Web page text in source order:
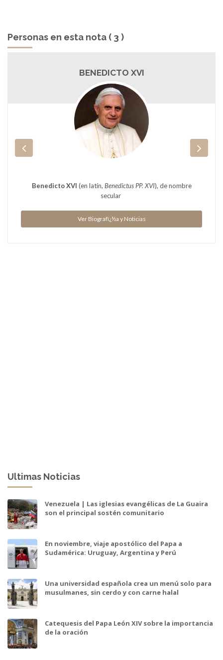
Personas en esta nota ( 3 )
BENEDICTO XVI
Benedicto XVI (en latín, Benedictus PP. XVI), de nombre
secular
Ver Biografï¿½a y Noticias
Ultimas Noticias
Venezuela | Las iglesias evangélicas de La Guaira
son el principal sostén comunitario
En noviembre, viaje apostólico del Papa a
Sudamérica: Uruguay, Argentina y Perú
Una universidad española crea un menú solo para
musulmanes, sin cerdo y con carne halal
Catequesis del Papa León XIV sobre la importancia
de la oración